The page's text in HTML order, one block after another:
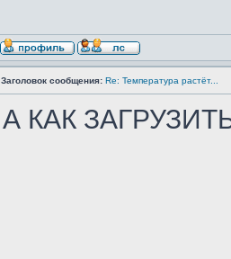
Заголовок сообщения: Re: Температура растёт...
А КАК